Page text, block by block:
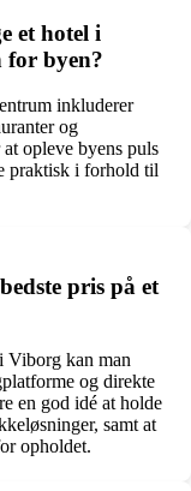
et hotel i
for byen?
inkluderer
og
opleve byens puls
praktisk i forhold til
pris på et
Viborg kan man
og direkte
en god idé at holde
samt at
opholdet.